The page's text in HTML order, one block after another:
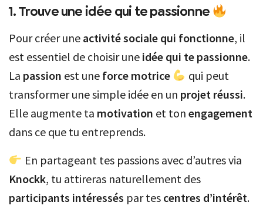
1. Trouveune idée qui te passionne
Pour créer une activité sociale qui fonctionne, il
est essentiel de choisir une idée qui te passionne.
La passion est une force motrice
qui peut
transformer une simple idée en un projet réussi.
Elle augmente ta motivation et ton engagement
dans ce que tu entreprends.
En partageant tes passions avec d’autres via
Knockk, tu attireras naturellement des
participants intéressés par tes centres d’intérêt.